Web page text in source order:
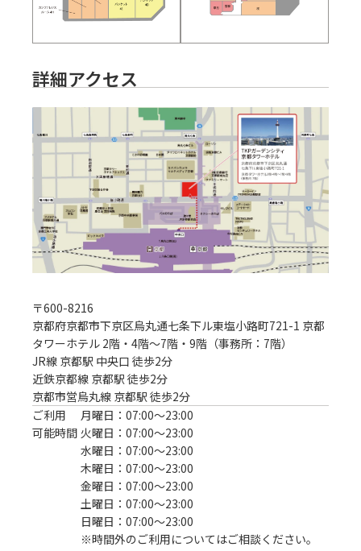
詳細アクセス
〒600-8216
京都府京都市下京区烏丸通七条下ル東塩小路町721-1 京都
タワーホテル 2階・4階～7階・9階（事務所：7階）
JR線 京都駅 中央口 徒歩2分
近鉄京都線 京都駅 徒歩2分
京都市営烏丸線 京都駅 徒歩2分
ご利用
可能時間
月曜日：07:00〜23:00
火曜日：07:00〜23:00
水曜日：07:00〜23:00
木曜日：07:00〜23:00
金曜日：07:00〜23:00
土曜日：07:00〜23:00
日曜日：07:00〜23:00
※時間外のご利用についてはご相談ください。